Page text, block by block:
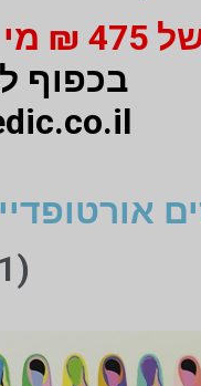
מי 750 ₪ בעבור זוג מדרסים
בכפוף
(1 + 1 + 1 חינם)